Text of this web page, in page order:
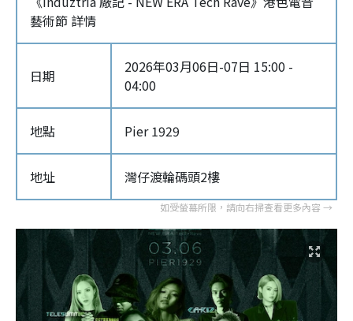
藝術節 詳情
日期
2026年03月06日-07日 15:00 -
04:00
地點 Pier 1929
地址 灣仔渡輪碼頭2樓